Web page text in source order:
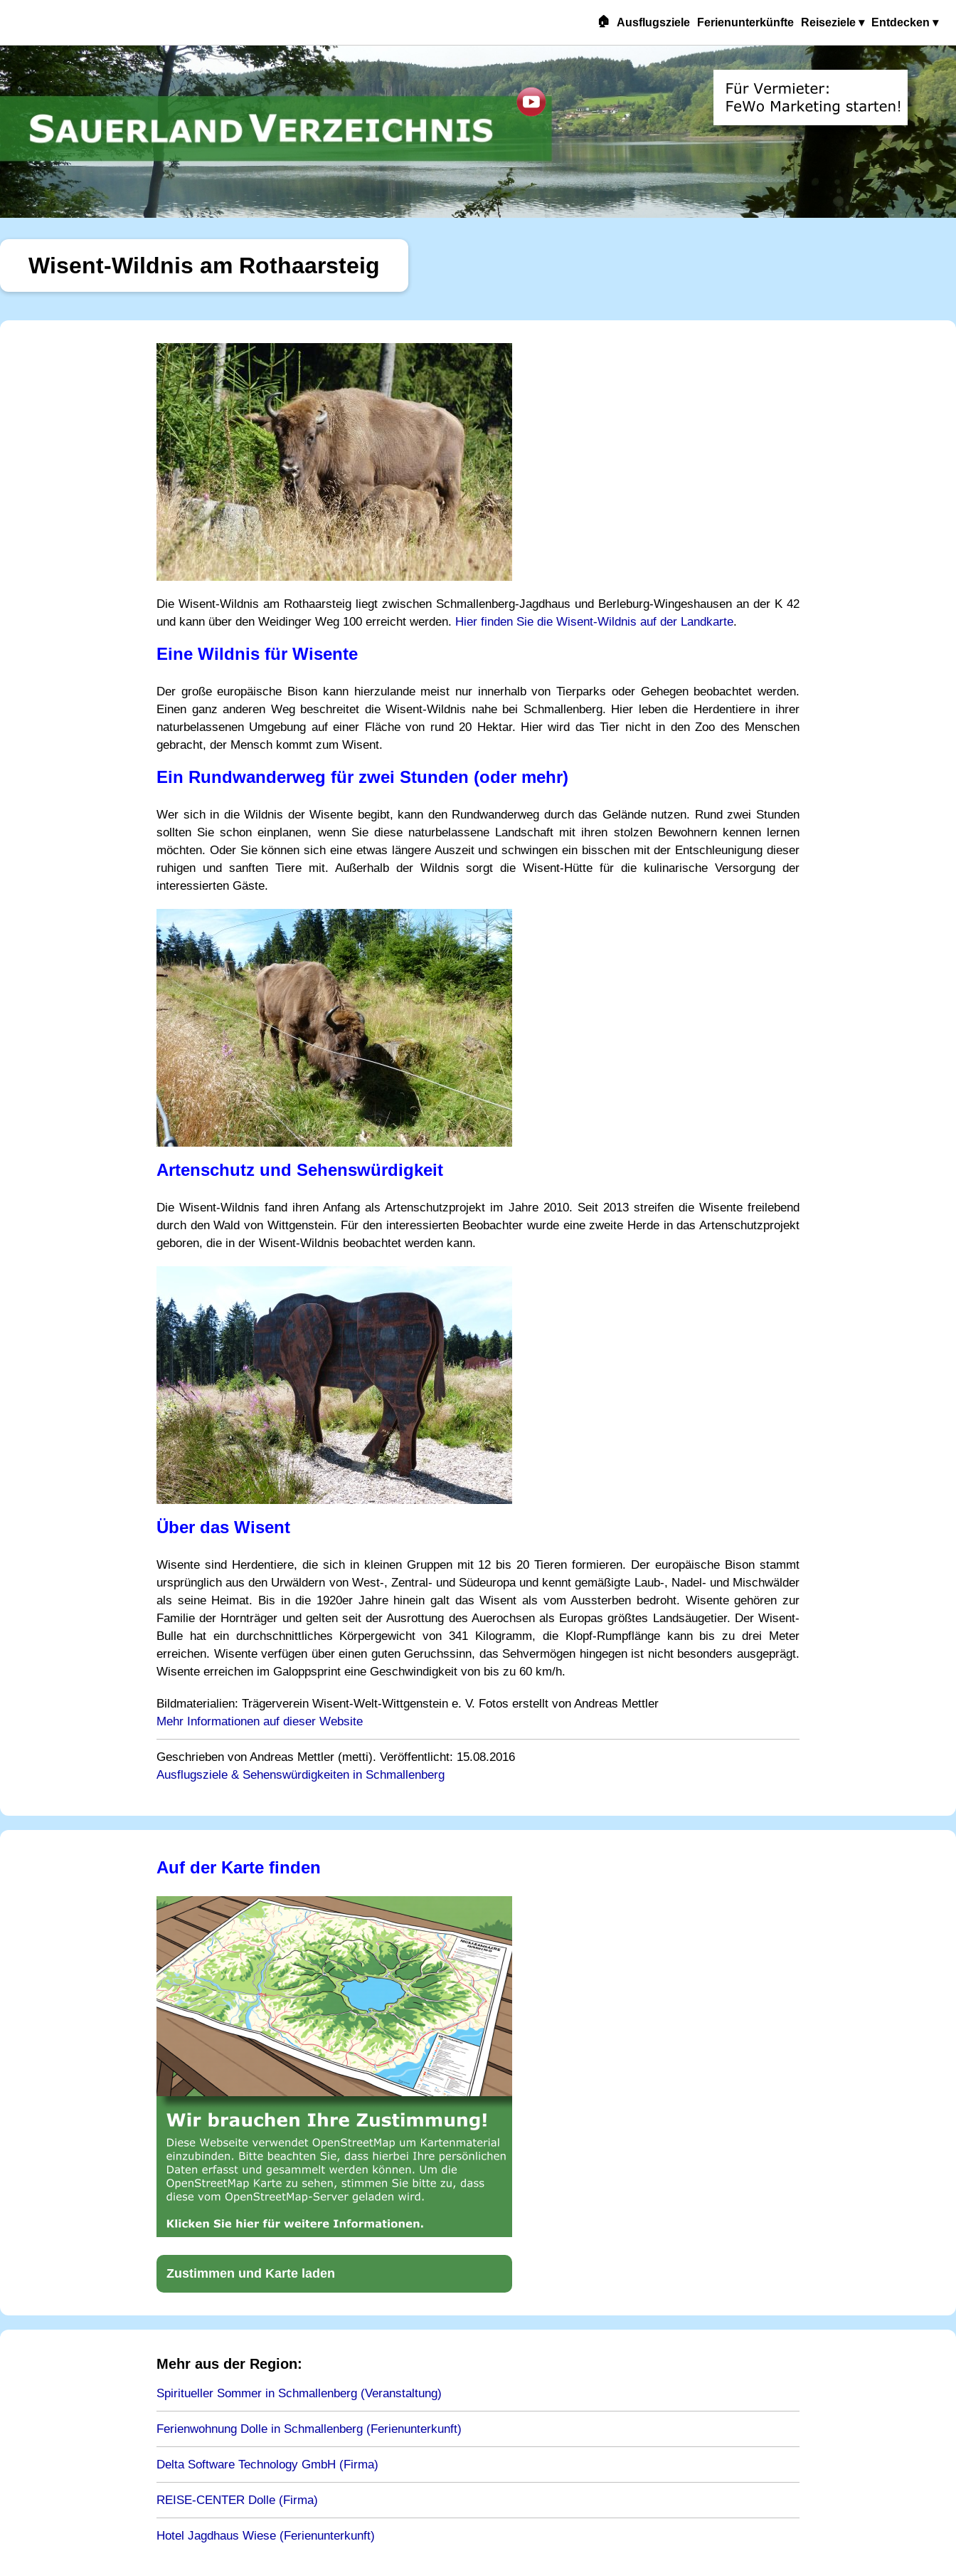
🏠 Ausflugsziele Ferienunterkünfte Reiseziele ▾ Entdecken ▾
Wisent-Wildnis am Rothaarsteig
Die Wisent-Wildnis am Rothaarsteig liegt zwischen Schmallenberg-Jagdhaus und Berleburg-Wingeshausen an der K 42
und kann über den Weidinger Weg 100 erreicht werden. Hier finden Sie die Wisent-Wildnis auf der Landkarte.
Eine Wildnis für Wisente
Der große europäische Bison kann hierzulande meist nur innerhalb von Tierparks oder Gehegen beobachtet werden.
Einen ganz anderen Weg beschreitet die Wisent-Wildnis nahe bei Schmallenberg. Hier leben die Herdentiere in ihrer
naturbelassenen Umgebung auf einer Fläche von rund 20 Hektar. Hier wird das Tier nicht in den Zoo des Menschen
gebracht, der Mensch kommt zum Wisent.
Ein Rundwanderweg für zwei Stunden (oder mehr)
Wer sich in die Wildnis der Wisente begibt, kann den Rundwanderweg durch das Gelände nutzen. Rund zwei Stunden
sollten Sie schon einplanen, wenn Sie diese naturbelassene Landschaft mit ihren stolzen Bewohnern kennen lernen
möchten. Oder Sie können sich eine etwas längere Auszeit und schwingen ein bisschen mit der Entschleunigung dieser
ruhigen und sanften Tiere mit. Außerhalb der Wildnis sorgt die Wisent-Hütte für die kulinarische Versorgung der
interessierten Gäste.
Artenschutz und Sehenswürdigkeit
Die Wisent-Wildnis fand ihren Anfang als Artenschutzprojekt im Jahre 2010. Seit 2013 streifen die Wisente freilebend
durch den Wald von Wittgenstein. Für den interessierten Beobachter wurde eine zweite Herde in das Artenschutzprojekt
geboren, die in der Wisent-Wildnis beobachtet werden kann.
Über das Wisent
Wisente sind Herdentiere, die sich in kleinen Gruppen mit 12 bis 20 Tieren formieren. Der europäische Bison stammt
ursprünglich aus den Urwäldern von West-, Zentral- und Südeuropa und kennt gemäßigte Laub-, Nadel- und Mischwälder
als seine Heimat. Bis in die 1920er Jahre hinein galt das Wisent als vom Aussterben bedroht. Wisente gehören zur
Familie der Hornträger und gelten seit der Ausrottung des Auerochsen als Europas größtes Landsäugetier. Der Wisent-
Bulle hat ein durchschnittliches Körpergewicht von 341 Kilogramm, die Klopf-Rumpflänge kann bis zu drei Meter
erreichen. Wisente verfügen über einen guten Geruchssinn, das Sehvermögen hingegen ist nicht besonders ausgeprägt.
Wisente erreichen im Galoppsprint eine Geschwindigkeit von bis zu 60 km/h.
Bildmaterialien: Trägerverein Wisent-Welt-Wittgenstein e. V. Fotos erstellt von Andreas Mettler
Mehr Informationen auf dieser Website
Geschrieben von Andreas Mettler (metti). Veröffentlicht: 15.08.2016
Ausflugsziele & Sehenswürdigkeiten in Schmallenberg
Auf der Karte finden
Zustimmen und Karte laden
Mehr aus der Region:
Spiritueller Sommer in Schmallenberg (Veranstaltung)
Ferienwohnung Dolle in Schmallenberg (Ferienunterkunft)
Delta Software Technology GmbH (Firma)
REISE-CENTER Dolle (Firma)
Hotel Jagdhaus Wiese (Ferienunterkunft)